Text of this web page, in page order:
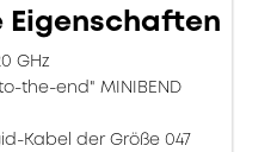
Eigenschaften
GHz
the-end" MINIBEND
Kabel der Größe 047